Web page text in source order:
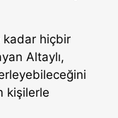
kadar hiçbir
Altaylı,
kişilerle